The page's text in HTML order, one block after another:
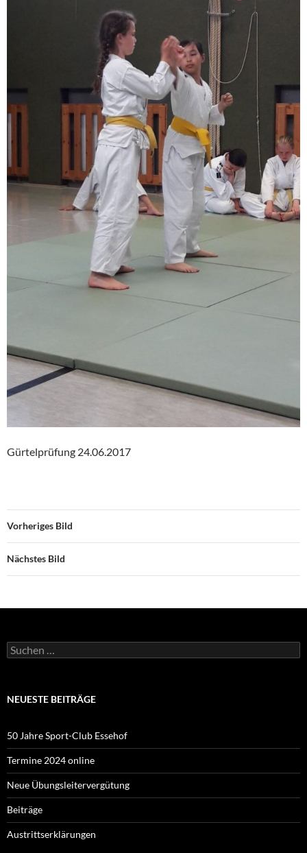
Gürtelprüfung 24.06.2017
Vorheriges Bild
Nächstes Bild
Suchen
nach:
NEUESTE BEITRÄGE
50 Jahre Sport-Club Essehof
Termine 2024 online
Neue Übungsleitervergütung
Beiträge
Austrittserklärungen